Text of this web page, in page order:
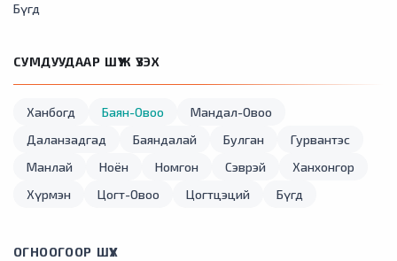
Бүгд
СУМДУУДААР ШҮҮЖ ҮЗЭХ
Ханбогд Баян-Овоо
Мандал-Овоо
Даланзадгад
Баяндалай Булган
Гурвантэс
Манлай
Ноён Номгон Сэврэй
Ханхонгор
Хүрмэн
Цогт-Овоо Цогтцэций Бүгд
ОГНООГООР ШҮҮХ